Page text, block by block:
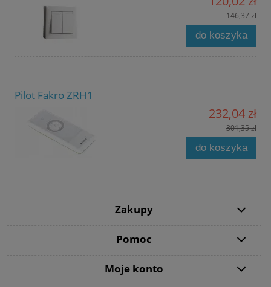
146,37 zł
do koszyka
Pilot Fakro ZRH1
232,04 zł
301,35 zł
do koszyka
Zakupy
Pomoc
Moje konto